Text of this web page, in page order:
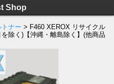
Shop
ナー > F460 XEROX リサイクル
除く)【沖縄・離島除く】(他商品